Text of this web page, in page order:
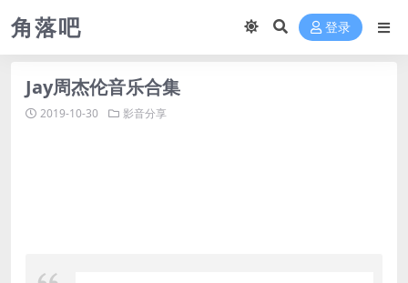
角落吧 登录
Jay周杰伦音乐合集
2019-10-30 影音分享